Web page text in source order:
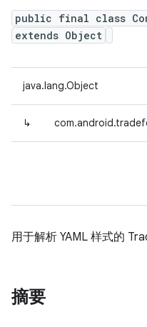
public final class
extends Object
java.lang.Object
↳
用于解析 YAML 样式的
摘要